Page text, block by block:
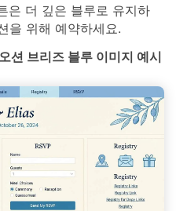
은 더 깊은 블루로 유지하
을 위해 예약하세요.
션 브리즈 블루 이미지 예시